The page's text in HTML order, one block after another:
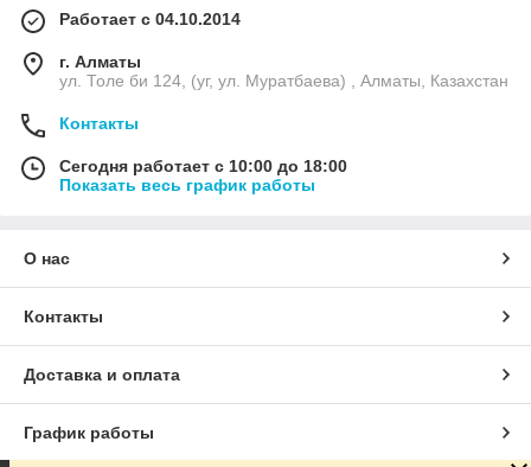
Работает с 04.10.2014
г. Алматы
ул. Толе би 124, (уг, ул. Муратбаева) , Алматы, Казахстан
Контакты
Сегодня работает с 10:00 до 18:00
Показать весь график работы
О нас
Контакты
Доставка и оплата
График работы